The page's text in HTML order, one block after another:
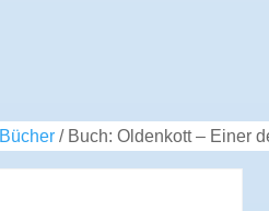
Bücher/ Buch: Oldenkott – Einer